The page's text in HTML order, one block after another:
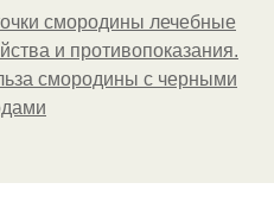
смородины лечебные
и противопоказания.
смородины с черными